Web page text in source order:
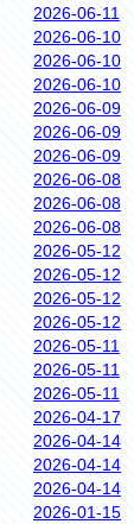
2026-06-11
2026-06-10
2026-06-10
2026-06-10
2026-06-09
2026-06-09
2026-06-09
2026-06-08
2026-06-08
2026-06-08
2026-05-12
2026-05-12
2026-05-12
2026-05-12
2026-05-11
2026-05-11
2026-05-11
2026-04-17
2026-04-14
2026-04-14
2026-04-14
2026-01-15